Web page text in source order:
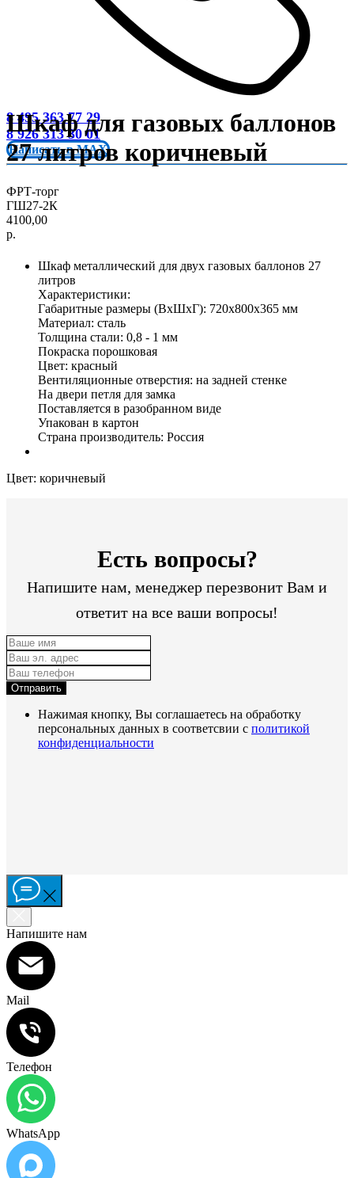
8 495 363 77 29
8 926 313 30 01
Написать в MAX
Шкаф для газовых баллонов
27 литров коричневый
ФРТ-торг
ГШ27-2К
4100,00
р.
Шкаф металлический для двух газовых баллонов 27
литров
Характеристики:
Габаритные размеры (ВxШxГ): 720х800x365 мм
Материал: сталь
Толщина стали: 0,8 - 1 мм
Покраска порошковая
Цвет: красный
Вентиляционные отверстия: на задней стенке
На двери петля для замка
Поставляется в разобранном виде
Упакован в картон
Страна производитель: Россия
Цвет: коричневый
Есть вопросы?
Напишите нам, менеджер перезвонит Вам и
ответит на все ваши вопросы!
Отправить
Нажимая кнопку, Вы соглашаетесь на обработку
персональных данных в соответсвии с политикой
конфиденциальности
Напишите нам
Mail
Телефон
WhatsApp